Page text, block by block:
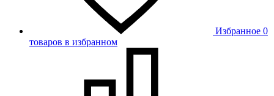
Избранное 0
товаров в избранном